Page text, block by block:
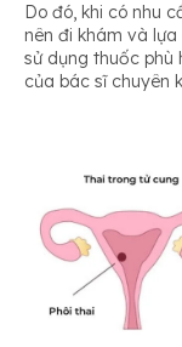
Do đó, khi có nhu
nên đi khám và
sử dụng thuốc
của bác sĩ chuyên